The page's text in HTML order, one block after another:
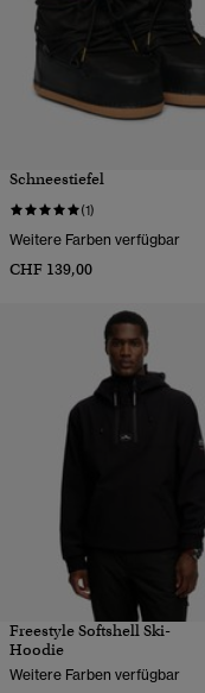
Schneestiefel
(1)
Weitere Farben verfügbar
CHF 139,00
Freestyle Softshell Ski-
Hoodie
Weitere Farben verfügbar